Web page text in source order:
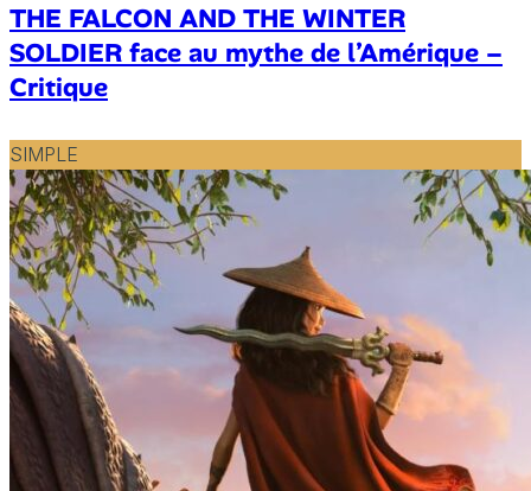
THE FALCON AND THE WINTER
SOLDIER face au mythe de l’Amérique –
Critique
SIMPLE